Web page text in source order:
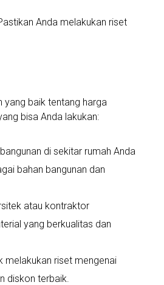
Anda melakukan riset
yang baik tentang harga
bisa Anda lakukan:
di sekitar rumah Anda
bahan bangunan dan
atau kontraktor
yang berkualitas dan
melakukan riset mengenai
diskon terbaik.